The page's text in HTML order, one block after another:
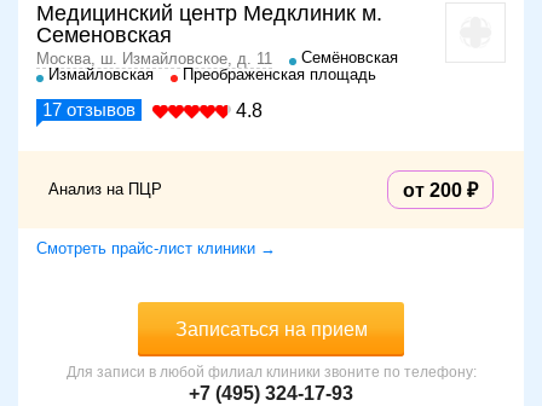
Медицинский центр Медклиник м.
Семеновская
Москва, ш. Измайловское, д. 11
Семёновская
Измайловская
Преображенская площадь
17 отзывов 4.8
Анализ на ПЦР от 200
Смотреть прайс-лист клиники →
Записаться на прием
Для записи в любой филиал клиники звоните по телефону:
+7 (495) 324-17-93